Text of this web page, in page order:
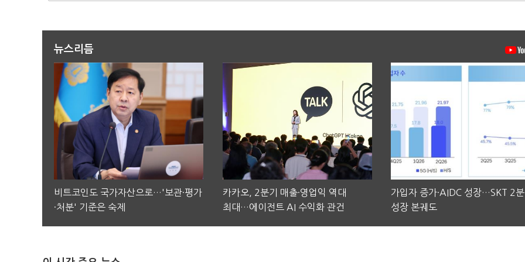
뉴스리듬
비트코인도 국가자산으로…'보관·평가
·처분' 기준은 숙제
카카오, 2분기 매출·영업익 역대
최대…에이전트 AI 수익화 관건
가입자 증가·AIDC 성장…SKT 2
성장 본궤도